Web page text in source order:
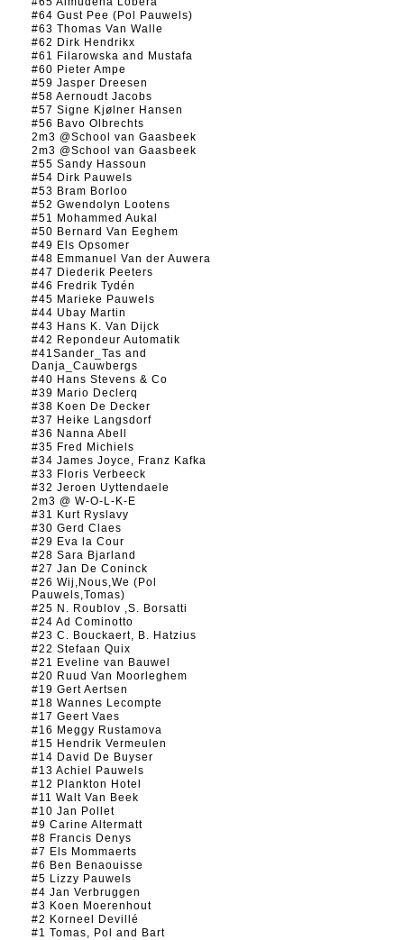
#64 Gust Pee (Pol Pauwels)
#63 Thomas Van Walle
#62 Dirk Hendrikx
#61 Filarowska and Mustafa
#60 Pieter Ampe
#59 Jasper Dreesen
#58 Aernoudt Jacobs
#57 Signe Kjølner Hansen
#56 Bavo Olbrechts
2m3 @School van Gaasbeek
2m3 @School van Gaasbeek
#55 Sandy Hassoun
#54 Dirk Pauwels
#53 Bram Borloo
#52 Gwendolyn Lootens
#51 Mohammed Aukal
#50 Bernard Van Eeghem
#49 Els Opsomer
#48 Emmanuel Van der Auwera
#47 Diederik Peeters
#46 Fredrik Tydén
#45 Marieke Pauwels
#44 Ubay Martin
#43 Hans K. Van Dijck
#42 Repondeur Automatik
#41Sander_Tas and
Danja_Cauwbergs
#40 Hans Stevens & Co
#39 Mario Declerq
#38 Koen De Decker
#37 Heike Langsdorf
#36 Nanna Abell
#35 Fred Michiels
#34 James Joyce, Franz Kafka
#33 Floris Verbeeck
#32 Jeroen Uyttendaele
2m3 @ W-O-L-K-E
#31 Kurt Ryslavy
#30 Gerd Claes
#29 Eva la Cour
#28 Sara Bjarland
#27 Jan De Coninck
#26 Wij,Nous,We (Pol
Pauwels,Tomas)
#25 N. Roublov ,S. Borsatti
#24 Ad Cominotto
#23 C. Bouckaert, B. Hatzius
#22 Stefaan Quix
#21 Eveline van Bauwel
#20 Ruud Van Moorleghem
#19 Gert Aertsen
#18 Wannes Lecompte
#17 Geert Vaes
#16 Meggy Rustamova
#15 Hendrik Vermeulen
#14 David De Buyser
#13 Achiel Pauwels
#12 Plankton Hotel
#11 Walt Van Beek
#10 Jan Pollet
#9 Carine Altermatt
#8 Francis Denys
#7 Els Mommaerts
#6 Ben Benaouisse
#5 Lizzy Pauwels
#4 Jan Verbruggen
#3 Koen Moerenhout
#2 Korneel Devillé
#1 Tomas, Pol and Bart